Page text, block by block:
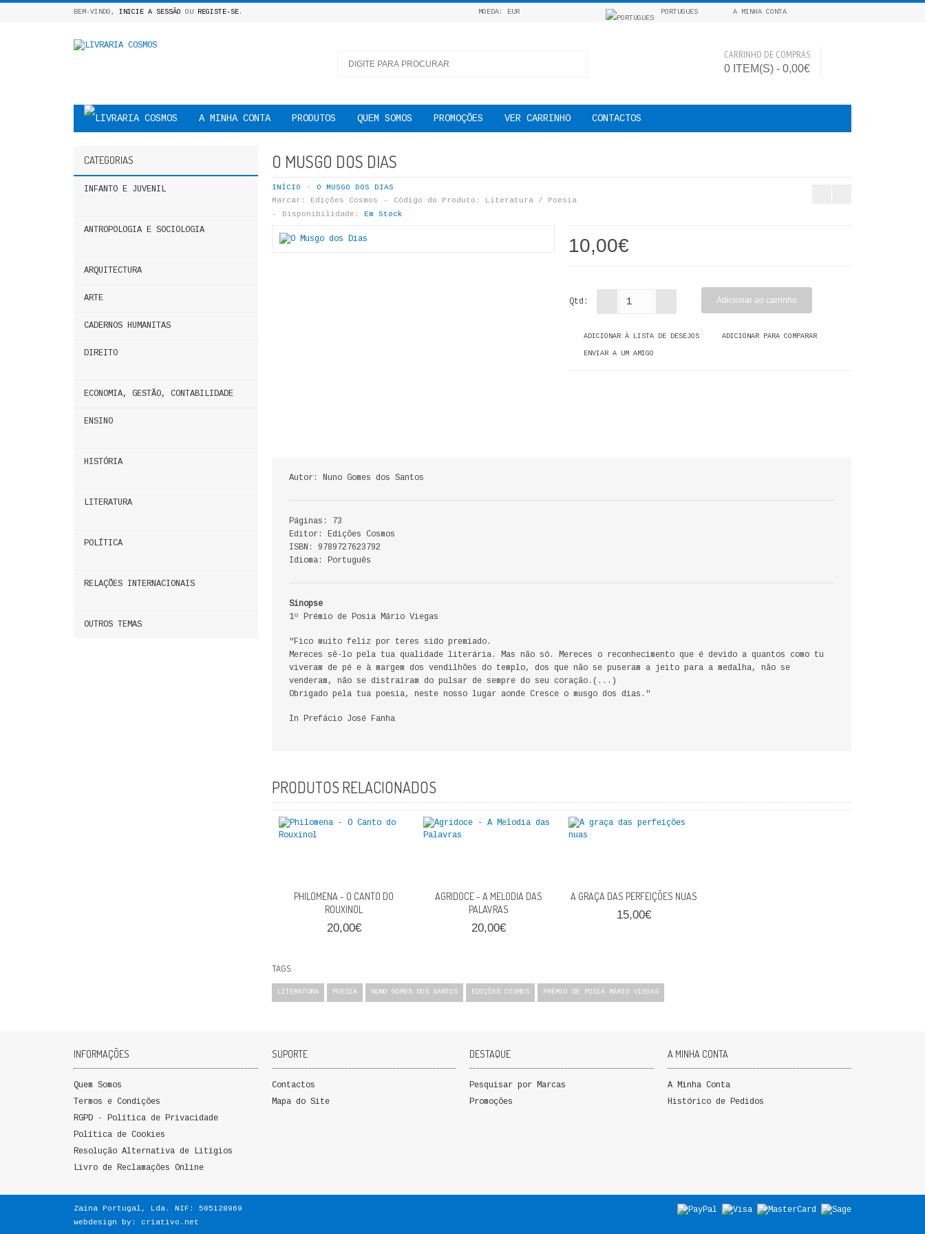
BEM-VINDO, INICIE A SESSÃO OU REGISTE-SE. MOEDA: EUR PORTUGUES A MINHA CONTA
CARRINHO DE COMPRAS
0 ITEM(S) - 0,00€
A MINHA CONTA PRODUTOS QUEM SOMOS PROMOÇÕES VER CARRINHO CONTACTOS
CATEGORIAS
INFANTO E JUVENIL
ANTROPOLOGIA E SOCIOLOGIA
ARQUITECTURA
ARTE
CADERNOS HUMANITAS
DIREITO
ECONOMIA, GESTÃO, CONTABILIDADE
ENSINO
HISTÓRIA
LITERATURA
POLÍTICA
RELAÇÕES INTERNACIONAIS
OUTROS TEMAS
O MUSGO DOS DIAS
INÍCIO
O MUSGO DOS DIAS
Marcar:
Edições Cosmos Código do Produto:
Literatura / Poesia
Disponibilidade:
Em Stock
10,00€
Qtd:
ADICIONAR À LISTA DE DESEJOS ADICIONAR PARA COMPARAR
ENVIAR A UM AMIGO
Autor: Nuno Gomes dos Santos
Páginas: 73
Editor: Edições Cosmos
ISBN: 9789727623792
Idioma: Português
Sinopse
1º Prémio de Posia Mário Viegas
"Fico muito feliz por teres sido premiado.
Mereces sê-lo pela tua qualidade literária. Mas não só. Mereces o reconhecimento que é devido a quantos como tu
viveram de pé e à margem dos vendilhões do templo, dos que não se puseram a jeito para a medalha, não se
venderam, não se distraíram do pulsar de sempre do seu coração.(...)
Obrigado pela tua poesia, neste nosso lugar aonde Cresce o musgo dos dias."
In Prefácio José Fanha
PRODUTOS RELACIONADOS
PHILOMENA - O CANTO DO
ROUXINOL
20,00€
AGRIDOCE - A MELODIA DAS
PALAVRAS
20,00€
A GRAÇA DAS PERFEIÇÕES NUAS
15,00€
TAGS:
LITERATURA POESIA NUNO GOMES DOS SANTOS EDIÇÕES COSMOS PRÉMIO DE POSIA MÁRIO VIEGAS
INFORMAÇÕES
Quem Somos
Termos e Condições
RGPD - Política de Privacidade
Política de Cookies
Resolução Alternativa de Litígios
Livro de Reclamações Online
SUPORTE
Contactos
Mapa do Site
DESTAQUE
Pesquisar por Marcas
Promoções
A MINHA CONTA
A Minha Conta
Histórico de Pedidos
Zaina Portugal, Lda. NIF: 505128969
webdesign by: criativo.net